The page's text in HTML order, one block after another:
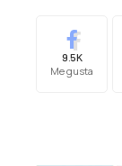
9.5K
Me gusta